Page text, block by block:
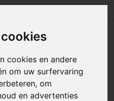
cookies en andere
om uw surfervaring
om
en advertenties
Bodywarmer
en Stijl voor